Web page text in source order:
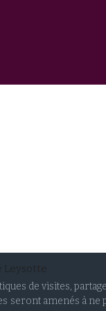
de visites,
seront amenés à
Leysotte